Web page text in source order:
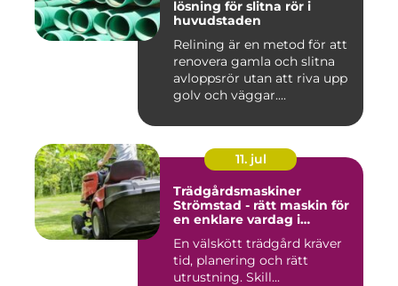
lösning för slitna rör i
huvudstaden
Relining är en metod för att
renovera gamla och slitna
avloppsrör utan att riva upp
golv och väggar....
11. jul
Trädgårdsmaskiner
Strömstad - rätt maskin för
en enklare vardag i
En välskött trädgård kräver
tid, planering och rätt
utrustning. Skill...